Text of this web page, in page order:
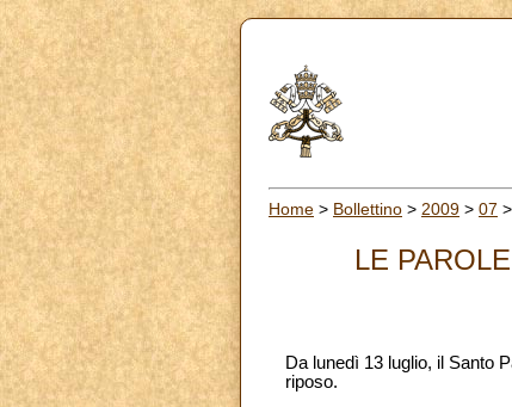
Home > Bollettino > 2009 > 07 >
LE
Da lunedì 13 luglio, il Santo
riposo.